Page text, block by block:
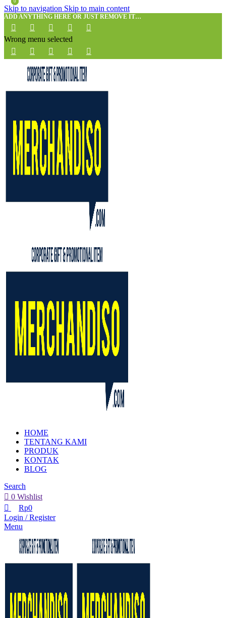
Skip to navigation Skip to main content
ADD ANYTHING HERE OR JUST REMOVE IT…
Wrong menu selected
HOME
TENTANG KAMI
PRODUK
KONTAK
BLOG
Search
0 Wishlist
0
Rp0
Login / Register
Menu
0